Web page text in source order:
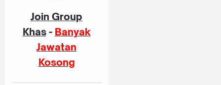
Join Group
Khas- Banyak
Jawatan
Kosong